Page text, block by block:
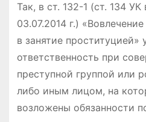
Так, в ст. 132-1 (ст. 134
03.07.2014 г.)
в занятие проституцией»
ответственность при
преступной группой или
либо иным лицом, на
возложены обязанности